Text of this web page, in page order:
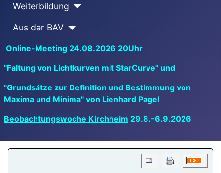
Weiterbildung
Aus der BAV
Online-Meeting 24.08.2026 20Uhr
"Faltung von Lichtkurven mit StarCurve" und
"Grundsätze zur Definition und Bestimmung von
Maxima und Minima" von Lienhard Pagel
Beobachtungswoche Kirchheim 29.8.-6.9.2026